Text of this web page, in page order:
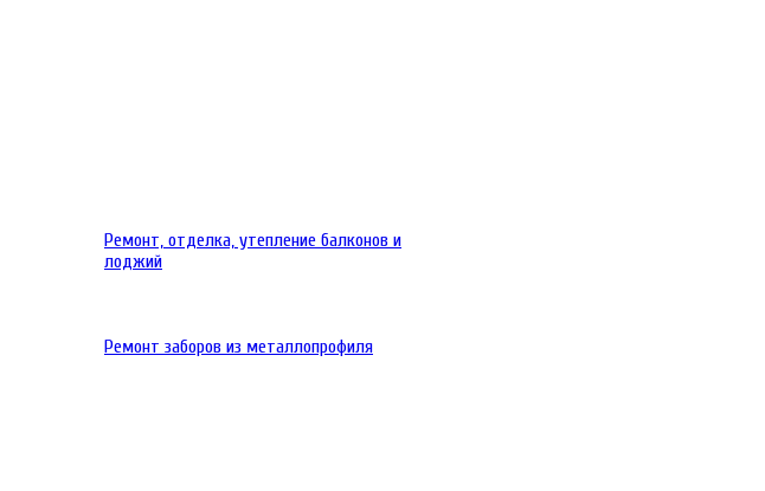
Ремонт, отделка, утепление балконов и
лоджий
Ремонт заборов из металлопрофиля